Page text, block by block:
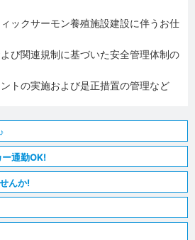
ックサーモン養殖施設建設に伴うお仕
び関連規制に基づいた安全管理体制の
トの実施および是正措置の管理など
通勤OK!
んか!